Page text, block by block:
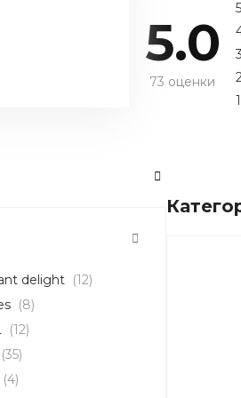
5.0
73 оценки
5
3
1
delight (12)
(8)
(12)
(35)
(4)